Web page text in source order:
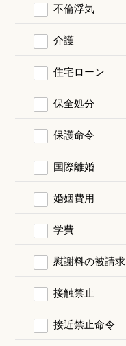
不倫浮気
介護
住宅ローン
保全処分
保護命令
国際離婚
婚姻費用
学費
慰謝料の被請求
接触禁止
接近禁止命令